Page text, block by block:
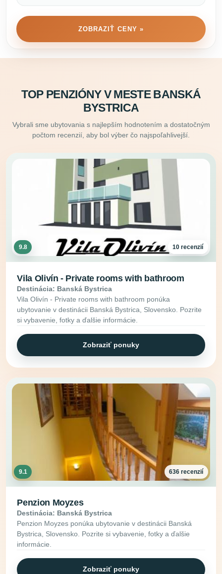
ZOBRAZIŤ CENY »
TOP PENZIÓNY V MESTE BANSKÁ
BYSTRICA
Vybrali sme ubytovania s najlepším hodnotením a dostatočným
počtom recenzií, aby bol výber čo najspoľahlivejší.
9.8 10 recenzií
Vila Olivín - Private rooms with bathroom
Destinácia: Banská Bystrica
Vila Olivín - Private rooms with bathroom ponúka
ubytovanie v destinácii Banská Bystrica, Slovensko. Pozrite
si vybavenie, fotky a ďalšie informácie.
Zobraziť ponuky
9.1 636 recenzií
Penzion Moyzes
Destinácia: Banská Bystrica
Penzion Moyzes ponúka ubytovanie v destinácii Banská
Bystrica, Slovensko. Pozrite si vybavenie, fotky a ďalšie
informácie.
Zobraziť ponuky